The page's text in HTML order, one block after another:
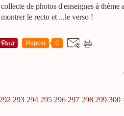
de photos d'enseignes à thème
le recto et ...le verso !
Repost 0
292 293 294 295 296 297 298 299 300